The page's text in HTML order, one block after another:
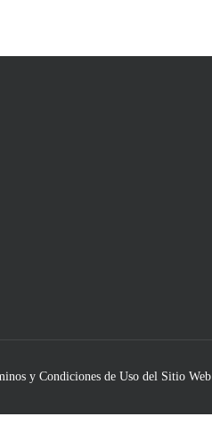
y Condiciones de Uso del Sitio Web